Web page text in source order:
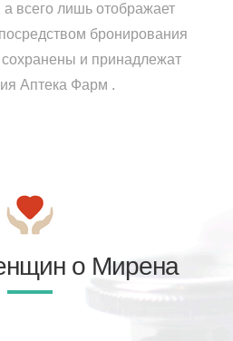
всего лишь отображает
бронирования
и принадлежат
Аптека Фарм .
о Мирена